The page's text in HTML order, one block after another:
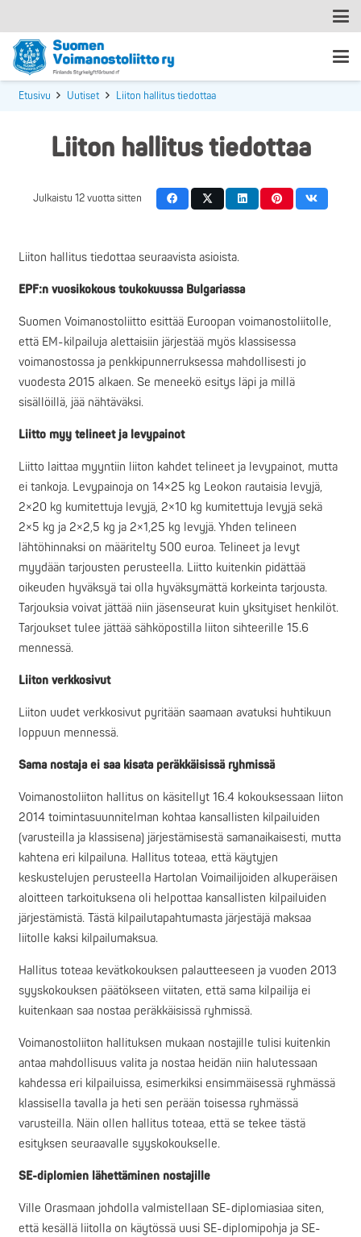
Etusivu Uutiset Liiton hallitus tiedottaa
Liiton hallitus tiedottaa
Julkaistu 12 vuotta sitten
Liiton hallitus tiedottaa seuraavista asioista.
EPF:n vuosikokous toukokuussa Bulgariassa
Suomen Voimanostoliitto esittää Euroopan voimanostoliitolle,
että EM-kilpailuja alettaisiin järjestää myös klassisessa
voimanostossa ja penkkipunnerruksessa mahdollisesti jo
vuodesta 2015 alkaen. Se meneekö esitys läpi ja millä
sisällöillä, jää nähtäväksi.
Liitto myy telineet ja levypainot
Liitto laittaa myyntiin liiton kahdet telineet ja levypainot, mutta
ei tankoja. Levypainoja on 14×25 kg Leokon rautaisia levyjä,
2×20 kg kumitettuja levyjä, 2×10 kg kumitettuja levyjä sekä
2×5 kg ja 2×2,5 kg ja 2×1,25 kg levyjä. Yhden telineen
lähtöhinnaksi on määritelty 500 euroa. Telineet ja levyt
myydään tarjousten perusteella. Liitto kuitenkin pidättää
oikeuden hyväksyä tai olla hyväksymättä korkeinta tarjousta.
Tarjouksia voivat jättää niin jäsenseurat kuin yksityiset henkilöt.
Tarjoukset tulee jättää sähköpostilla liiton sihteerille 15.6
mennessä.
Liiton verkkosivut
Liiton uudet verkkosivut pyritään saamaan avatuksi huhtikuun
loppuun mennessä.
Sama nostaja ei saa kisata peräkkäisissä ryhmissä
Voimanostoliiton hallitus on käsitellyt 16.4 kokouksessaan liiton
2014 toimintasuunnitelman kohtaa kansallisten kilpailuiden
(varusteilla ja klassisena) järjestämisestä samanaikaisesti, mutta
kahtena eri kilpailuna. Hallitus toteaa, että käytyjen
keskustelujen perusteella Hartolan Voimailijoiden alkuperäisen
aloitteen tarkoituksena oli helpottaa kansallisten kilpailuiden
järjestämistä. Tästä kilpailutapahtumasta järjestäjä maksaa
liitolle kaksi kilpailumaksua.
Hallitus toteaa kevätkokouksen palautteeseen ja vuoden 2013
syyskokouksen päätökseen viitaten, että sama kilpailija ei
kuitenkaan saa nostaa peräkkäisissä ryhmissä.
Voimanostoliiton hallituksen mukaan nostajille tulisi kuitenkin
antaa mahdollisuus valita ja nostaa heidän niin halutessaan
kahdessa eri kilpailuissa, esimerkiksi ensimmäisessä ryhmässä
klassisella tavalla ja heti sen perään toisessa ryhmässä
varusteilla. Näin ollen hallitus toteaa, että se tekee tästä
esityksen seuraavalle syyskokoukselle.
SE-diplomien lähettäminen nostajille
Ville Orasmaan johdolla valmistellaan SE-diplomiasiaa siten,
että kesällä liitolla on käytössä uusi SE-diplomipohja ja SE-